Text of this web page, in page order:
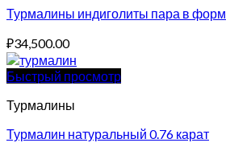
Турмалины индиголиты пара в
₽34,500.00
Быстрый просмотр
Турмалины
Турмалин натуральный 0.76 карат